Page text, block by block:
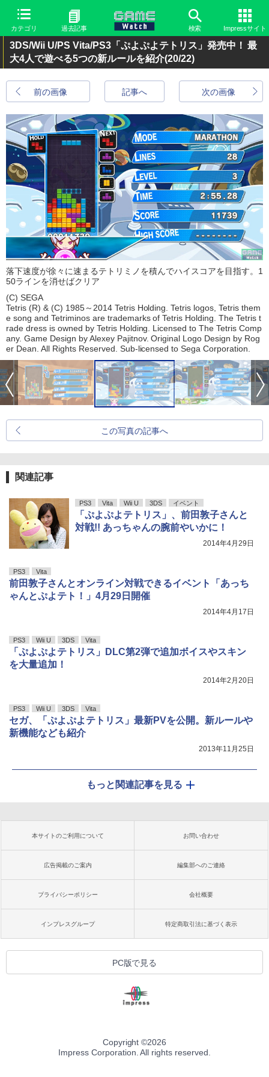
カテゴリ 過去記事 検索 Impressサイト
3DS/Wii U/PS Vita/PS3「ぷよぷよテトリス」発売中！ 最
大4人で遊べる5つの新ルールを紹介(20/22)
前の画像 次の画像
記事へ
落下速度が徐々に速まるテトリミノを積んでハイスコアを目指す。1
50ラインを消せばクリア
(C) SEGA
Tetris (R) & (C) 1985～2014 Tetris Holding. Tetris logos, Tetris them
e song and Tetriminos are trademarks of Tetris Holding. The Tetris t
rade dress is owned by Tetris Holding. Licensed to The Tetris Comp
any. Game Design by Alexey Pajitnov. Original Logo Design by Rog
er Dean. All Rights Reserved. Sub-licensed to Sega Corporation.
この写真の記事へ
関連記事
PS3 Vita Wii U 3DS イベント
「ぷよぷよテトリス」、前田敦子さんと
対戦!! あっちゃんの腕前やいかに！
2014年4月29日
PS3 Vita
前田敦子さんとオンライン対戦できるイベント「あっち
ゃんとぷよテト！」4月29日開催
2014年4月17日
PS3 Wii U 3DS Vita
「ぷよぷよテトリス」DLC第2弾で追加ボイスやスキン
を大量追加！
2014年2月20日
PS3 Wii U 3DS Vita
セガ、「ぷよぷよテトリス」最新PVを公開。新ルールや
新機能なども紹介
2013年11月25日
もっと関連記事を見る
本サイトのご利用について お問い合わせ
広告掲載のご案内 編集部へのご連絡
プライバシーポリシー 会社概要
インプレスグループ 特定商取引法に基づく表示
PC版で見る
Copyright ©2026
Impress Corporation. All rights reserved.